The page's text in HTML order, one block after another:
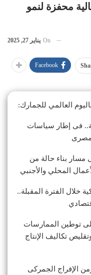
محفزة لنمو
On يناير 27, 2025
Facebook
العالمي للجمارك:
فى إطار سياسات
مسار بناء حالة من
المحلي والأجنبي
خلال الفترة المقبلة..
توطين الممارسات
تكاليف الإنتاج
الإفراج الجمركى